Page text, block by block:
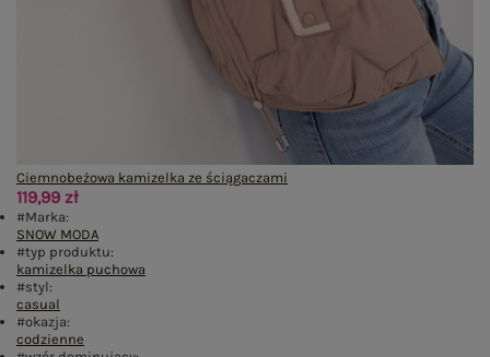
Ciemnobeżowa kamizelka ze ściągaczami
119,99 zł
#Marka:
SNOW MODA
#typ produktu:
kamizelka puchowa
#styl:
casual
#okazja:
codzienne